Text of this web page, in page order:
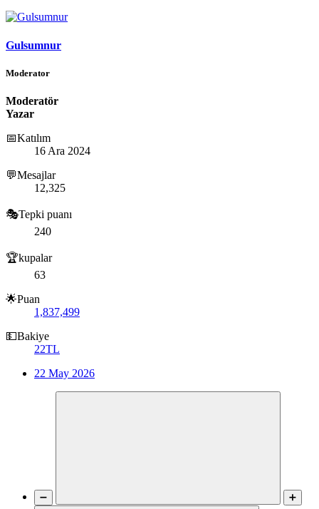
Gulsumnur
Moderator
Moderatör
Yazar
📅Katılım
16 Ara 2024
💬Mesajlar
12,325
🎭Tepki puanı
240
🏆kupalar
63
🌟Puan
1,837,499
💵Bakiye
22TL
22 May 2026
➖ ➕